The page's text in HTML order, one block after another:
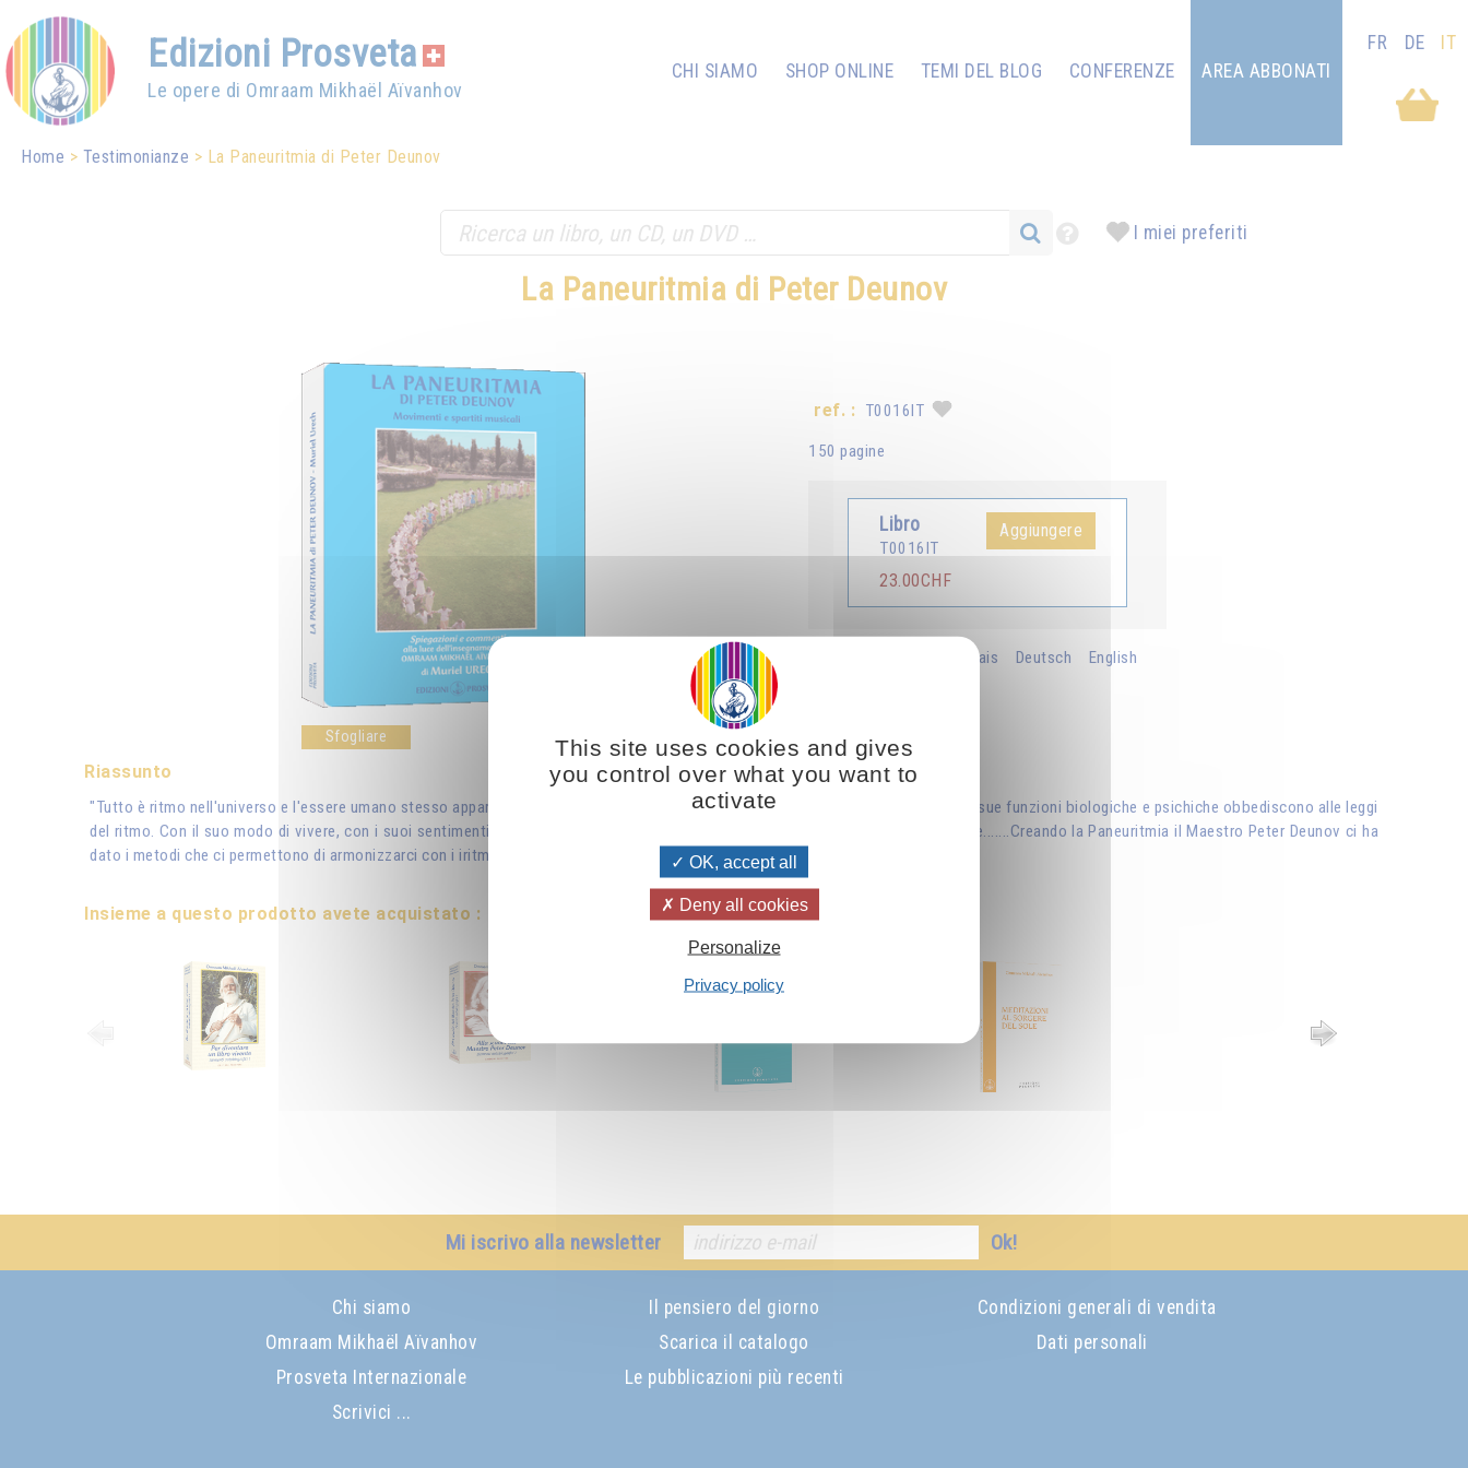
Edizioni Prosveta
Le opere di Omraam Mikhaël Aïvanhov
CHI SIAMO SHOP ONLINE TEMI DEL BLOG CONFERENZE AREA ABBONATI
FR DE IT
Home Testimonianze La Paneuritmia di Peter Deunov
I miei preferiti
La Paneuritmia di Peter Deunov
Sfogliare
ref. : T0016IT
150 pagine
Libro
T0016IT
23.00CHF
Aggiungere
Français Deutsch English
Riassunto
"Tutto è ritmo nell'universo e l'essere umano stesso appartiene al grande ritmo cosmico. In modo più o meno percepibile, tutte le sue funzioni biologiche e psichiche obbediscono alle leggi
del ritmo. Con il suo modo di vivere, con i suoi sentimenti e le sue azioni, egli entra più o meno in armonia con il ritmo universale.......Creando la Paneuritmia il Maestro Peter Deunov ci ha
dato i metodi che ci permettono di armonizzarci con i iritmi più benetici dell'universo."
Insieme a questo prodotto avete acquistato :
Mi iscrivo alla newsletter Ok!
Chi siamo
Omraam Mikhaël Aïvanhov
Prosveta Internazionale
Scrivici ...
Il pensiero del giorno
Scarica il catalogo
Le pubblicazioni più recenti
Condizioni generali di vendita
Dati personali
This site uses cookies and gives
you control over what you want to
activate
OK, accept all
Deny all cookies
Personalize
Privacy policy